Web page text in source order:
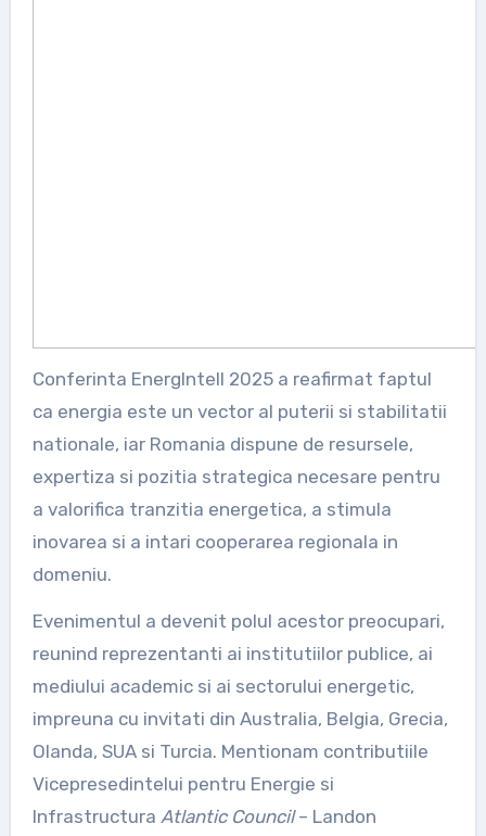
Conferinta EnergIntell 2025 a reafirmat faptul
ca energia este un vector al puterii si stabilitatii
nationale, iar Romania dispune de resursele,
expertiza si pozitia strategica necesare pentru
a valorifica tranzitia energetica, a stimula
inovarea si a intari cooperarea regionala in
domeniu.
Evenimentul a devenit polul acestor preocupari,
reunind reprezentanti ai institutiilor publice, ai
mediului academic si ai sectorului energetic,
impreuna cu invitati din Australia, Belgia, Grecia,
Olanda, SUA si Turcia. Mentionam contributiile
Vicepresedintelui pentru Energie si
Infrastructura Atlantic Council– Landon